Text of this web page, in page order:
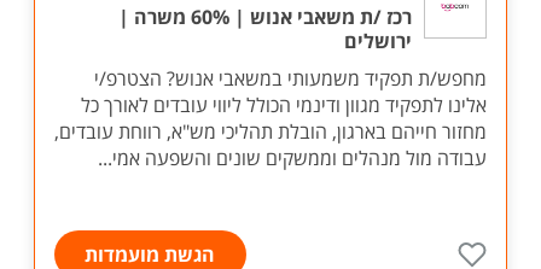
רכז /ת משאבי אנוש | 60% משרה |
ירושלים
מחפש/ת תפקיד משמעותי במשאבי אנוש? הצטרפ/י
אלינו לתפקיד מגוון ודינמי הכולל ליווי עובדים לאורך כל
מחזור חייהם בארגון, הובלת תהליכי מש"א, רווחת עובדים,
עבודה מול מנהלים וממשקים שונים והשפעה אמי...
הגשת מועמדות